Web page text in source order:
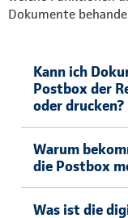
Dokumente
Kann ich
Postbox der
oder drucken?
Warum
die Postbox
Was ist die